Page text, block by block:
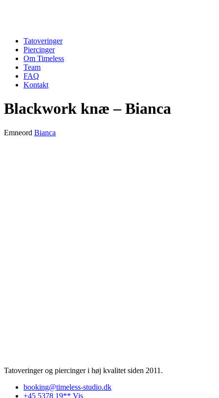
Tatoveringer
Piercinger
Om Timeless
Team
FAQ
Kontakt
Blackwork knæ – Bianca
Emneord Bianca
Tatoveringer og piercinger i høj kvalitet siden 2011.
booking@timeless-studio.dk
+45 5378 19** Vis